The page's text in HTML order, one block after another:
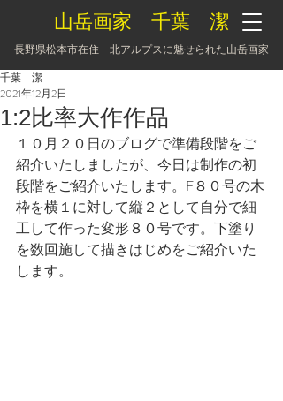
山岳画家 千葉 潔
長野県松本市在住 北アルプスに魅せられた山岳画家
1:2比率大作作品
千葉 潔
2021年12月2日
１０月２０日のブログで準備段階をご
紹介いたしましたが、今日は制作の初
段階をご紹介いたします。F８０号の木
枠を横１に対して縦２として自分で細
工して作った変形８０号です。下塗り
を数回施して描きはじめをご紹介いた
します。